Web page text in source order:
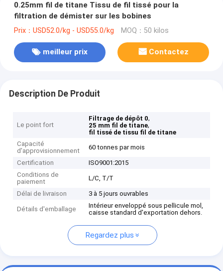
0.25mm fil de titane Tissu de fil tissé pour la
filtration de démister sur les bobines
Prix：USD52.0/kg - USD55.0/kg MOQ：50 kilos
meilleur prix Contactez
Description De Produit
Le point fort
Filtrage de dépôt 0,
25 mm fil de titane,
fil tissé de tissu fil de titane
Capacité
d'approvisionnement
60 tonnes par mois
Certification
ISO9001:2015
Conditions de
paiement
L/C, T/T
Délai de livraison 3 à 5 jours ouvrables
Détails d'emballage
Intérieur enveloppé sous pellicule mol,
caisse standard d'exportation dehors.
Regardez plus